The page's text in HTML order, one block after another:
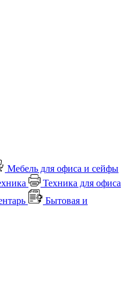
Мебель для офиса и сейфы
Техника для офиса
Бытовая и